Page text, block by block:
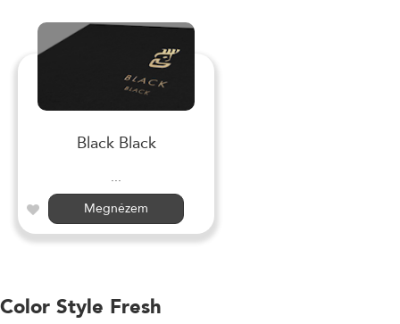
Black Black
...
Megnézem
Color Style Fresh